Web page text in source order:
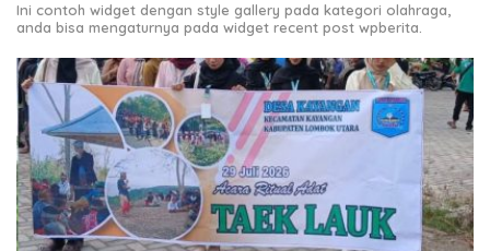
Ini contoh widget dengan style gallery pada kategori olahraga,
anda bisa mengaturnya pada widget recent post wpberita.